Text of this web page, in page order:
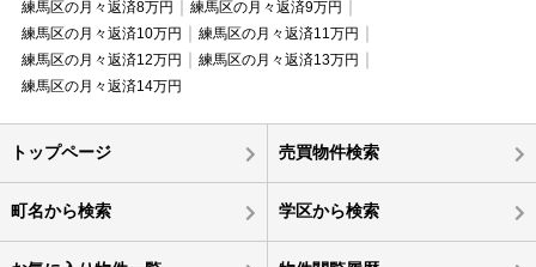
練馬区の月々返済8万円
練馬区の月々返済9万円
練馬区の月々返済10万円
練馬区の月々返済11万円
練馬区の月々返済12万円
練馬区の月々返済13万円
練馬区の月々返済14万円
トップページ 売買物件検索
町名から検索 学区から検索